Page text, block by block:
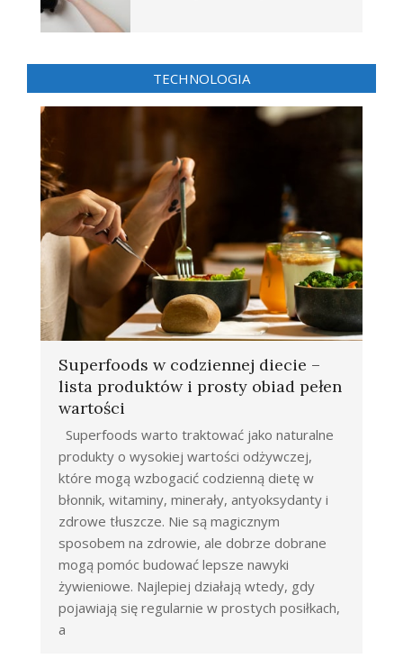
TECHNOLOGIA
Superfoods w codziennej diecie –
lista produktów i prosty obiad pełen
wartości
Superfoods warto traktować jako naturalne
produkty o wysokiej wartości odżywczej,
które mogą wzbogacić codzienną dietę w
błonnik, witaminy, minerały, antyoksydanty i
zdrowe tłuszcze. Nie są magicznym
sposobem na zdrowie, ale dobrze dobrane
mogą pomóc budować lepsze nawyki
żywieniowe. Najlepiej działają wtedy, gdy
pojawiają się regularnie w prostych posiłkach,
a